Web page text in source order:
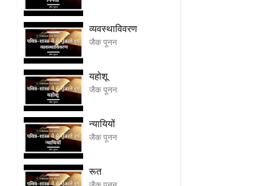
व्यवस्थाविवरण
जैक पूनन
यहोशू
जैक पूनन
न्यायियों
जैक पूनन
रूत